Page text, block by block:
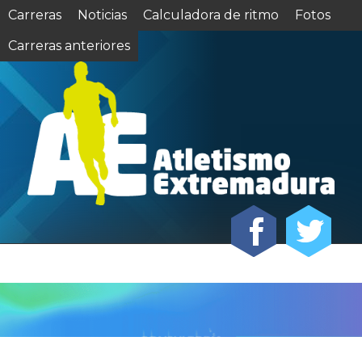
Carreras Noticias Calculadora de ritmo
Fotos
Carreras anteriores